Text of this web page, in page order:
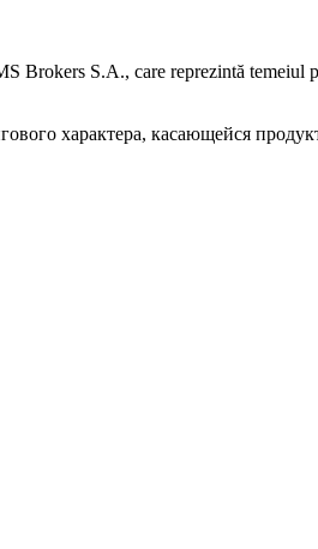
S.A., care reprezintă temeiul
характера, касающейся